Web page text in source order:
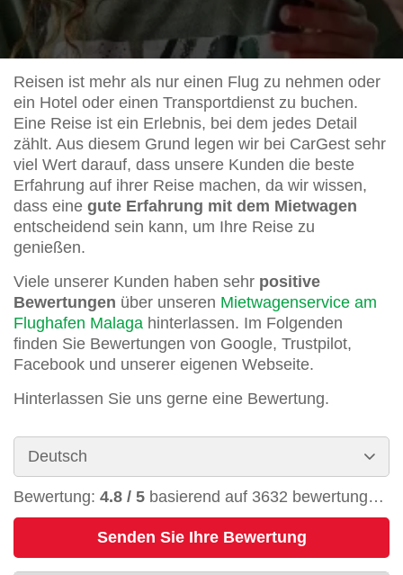
Reisen ist mehr als nur einen Flug zu nehmen oder
ein Hotel oder einen Transportdienst zu buchen.
Eine Reise ist ein Erlebnis, bei dem jedes Detail
zählt. Aus diesem Grund legen wir bei CarGest sehr
viel Wert darauf, dass unsere Kunden die beste
Erfahrung auf ihrer Reise machen, da wir wissen,
dass eine gute Erfahrung mit dem Mietwagen
entscheidend sein kann, um Ihre Reise zu
genießen.
Viele unserer Kunden haben sehr positive
Bewertungen über unseren Mietwagenservice am
Flughafen Malaga hinterlassen. Im Folgenden
finden Sie Bewertungen von Google, Trustpilot,
Facebook und unserer eigenen Webseite.
Hinterlassen Sie uns gerne eine Bewertung.
Bewertung: 4.8 / 5 basierend auf 3632 bewertungen.
Senden Sie Ihre Bewertung